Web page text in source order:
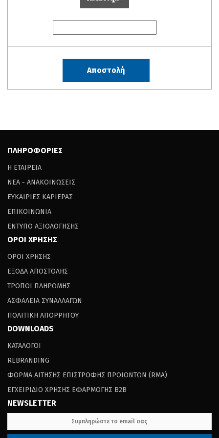
ΠΛΗΡΟΦΟΡΙΕΣ
Η ΕΤΑΙΡΕΙΑ
ΝΕΑ - ΑΝΑΚΟΙΝΩΣΕΙΣ
ΕΥΚΑΙΡΙΕΣ ΚΑΡΙΕΡΑΣ
ΕΠΙΚΟΙΝΩΝΙΑ
ΕΝΤΥΠΟ ΑΞΙΟΛΟΓΗΣΗΣ
ΟΡΟΙ ΧΡΗΣΗΣ
ΟΡΟΙ ΧΡΗΣΗΣ
ΕΞΟΔΑ ΑΠΟΣΤΟΛΗΣ
ΤΡΟΠΟΙ ΠΛΗΡΩΜΗΣ
ΑΣΦΑΛΕΙΑ ΣΥΝΑΛΛΑΓΩΝ
ΠΟΛΙΤΙΚΗ ΑΠΟΡΡΗΤΟΥ
DOWNLOADS
ΚΑΤΑΛΟΓΟΙ
REBRANDING
ΦΟΡΜΑ ΑΙΤΗΣΗΣ ΕΠΙΣΤΡΟΦΗΣ ΠΡΟΙΟΝΤΩΝ (RΜΑ)
ΕΓΧΕΙΡΙΔΙΟ ΧΡΗΣΗΣ ΕΦΑΡΜΟΓΗΣ B2B
NEWSLETTER